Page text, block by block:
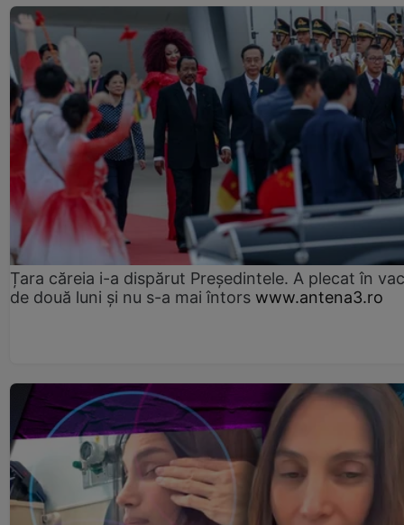
Țara căreia i-a dispărut Președintele. A plecat în
de două luni și nu s-a mai întors www.antena3.ro